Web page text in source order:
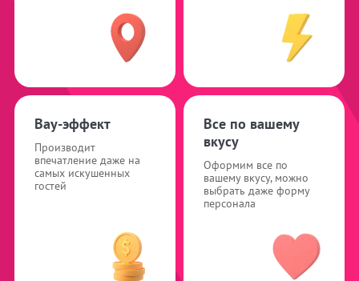
Вау-эффект
Производит
впечатление даже на
самых искушенных
гостей
Все по вашему
вкусу
Оформим все по
вашему вкусу, можно
выбрать даже форму
персонала